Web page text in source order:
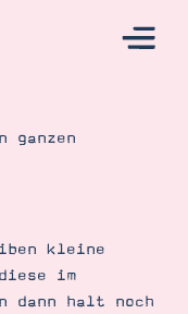
ganzen
kleine
im
dann halt noch